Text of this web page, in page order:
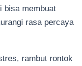
bisa membuat
rasa percaya
rambut rontok